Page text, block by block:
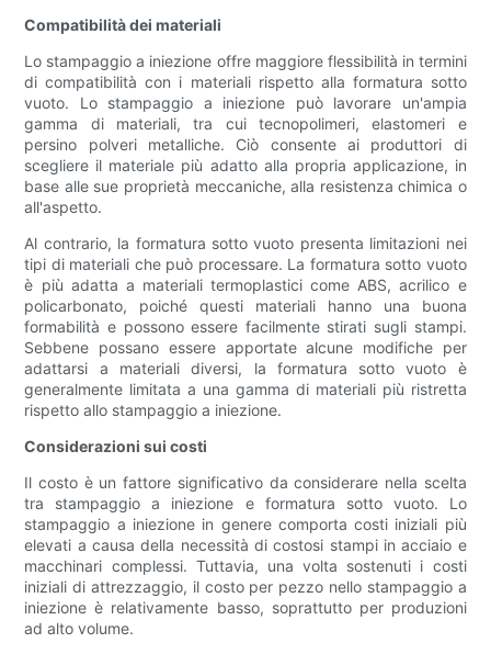
Compatibilità dei materiali
Lo stampaggio a iniezione offre maggiore flessibilità in termini
di compatibilità con i materiali rispetto alla formatura sotto
vuoto. Lo stampaggio a iniezione può lavorare un'ampia
gamma di materiali, tra cui tecnopolimeri, elastomeri e
persino polveri metalliche. Ciò consente ai produttori di
scegliere il materiale più adatto alla propria applicazione, in
base alle sue proprietà meccaniche, alla resistenza chimica o
all'aspetto.
Al contrario, la formatura sotto vuoto presenta limitazioni nei
tipi di materiali che può processare. La formatura sotto vuoto
è più adatta a materiali termoplastici come ABS, acrilico e
policarbonato, poiché questi materiali hanno una buona
formabilità e possono essere facilmente stirati sugli stampi.
Sebbene possano essere apportate alcune modifiche per
adattarsi a materiali diversi, la formatura sotto vuoto è
generalmente limitata a una gamma di materiali più ristretta
rispetto allo stampaggio a iniezione.
Considerazioni sui costi
Il costo è un fattore significativo da considerare nella scelta
tra stampaggio a iniezione e formatura sotto vuoto. Lo
stampaggio a iniezione in genere comporta costi iniziali più
elevati a causa della necessità di costosi stampi in acciaio e
macchinari complessi. Tuttavia, una volta sostenuti i costi
iniziali di attrezzaggio, il costo per pezzo nello stampaggio a
iniezione è relativamente basso, soprattutto per produzioni
ad alto volume.